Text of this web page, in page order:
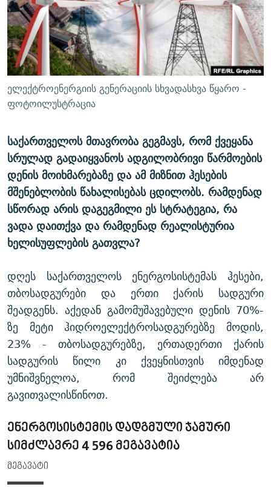
ᲛᲝᲚᲐᲞᲐᲠᲐᲙᲔ ᲢᲔᲥᲡᲢᲔᲑᲘ
ᲨᲘᲜ - ᲣᲪᲮᲝᲔᲗᲨᲘ
ᲚᲘᲢᲔᲠᲐᲢᲣᲠᲣᲚᲘ ᲬᲐᲮᲜᲐᲒᲔᲑᲘ
ᲐᲛᲔᲠᲘᲙᲣᲚᲘ ᲛᲝᲗᲮᲠᲝᲑᲐ
ᲘᲛᲞᲔᲠᲘᲐ ᲓᲐ ᲠᲐᲓᲘᲝ
ᲩᲔᲛᲘ ᲡᲘᲙᲕᲓᲘᲚᲘᲡ ᲛᲘᲖᲔᲖᲘᲐ COVID-19
11 ᲬᲔᲚᲘ - 11 ᲐᲛᲑᲐᲕᲘ
ᲡᲐᲞᲐᲠᲚᲐᲛᲔᲜᲢᲝ ᲐᲠᲩᲔᲕᲜᲔᲑᲘᲡ ᲘᲡᲢᲝᲠᲘᲐ
ᲑᲐᲕᲨᲕᲔᲑᲘ ᲞᲠᲝᲡᲢᲘᲢᲣᲪᲘᲐᲨᲘ - ᲐᲛᲝᲣᲗᲥᲛᲔᲚᲘ ᲐᲛᲑᲐᲕᲘ
5 ᲐᲛᲑᲐᲕᲘ - 20 ᲘᲕᲜᲘᲡᲡ ᲓᲐᲨᲐᲕᲔᲑᲣᲚᲔᲑᲘ
ПРИВЕТ ᲙᲣᲚᲢᲣᲠᲐ
ᲒᲐᲛᲝᲘᲬᲔᲠᲔ
რთე/რთ-ის ყველა საიტი
ელექტროენერგიის გენერაციის სხვადასხვა წყარო -
ფოტოილუსტრაცია
საქართველოს მთავრობა გეგმავს, რომ ქვეყანა
სრულად გადაიყვანოს ადგილობრივი წარმოების
დენის მოიხმარებაზე და ამ მიზნით ჰესების
მშენებლობის წახალისებას ცდილობს. რამდენად
სწორად არის დაგეგმილი ეს სტრატეგია, რა
ვადა დაითქვა და რამდენად რეალისტურია
ხელისუფლების გათვლა?
დღეს საქართველოს ენერგოსისტემას ჰესები,
თბოსადგურები და ერთი ქარის სადგური
შეადგენს. აქედან გამომუშავებული დენის 70%-
ზე მეტი ჰიდროელექტროსადგურებზე მოდის,
23% - თბოსადგურებზე, ერთადერთი ქარის
სადგურის წილი კი ქვეყნისთვის იმდენად
უმნიშვნელოა, რომ შეიძლება არ
გავითვალისწინოთ.